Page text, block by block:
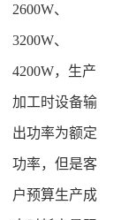
2600W、
3200W、
4200W，生产
加工时设备输
出功率为额定
功率，但是客
户预算生产成